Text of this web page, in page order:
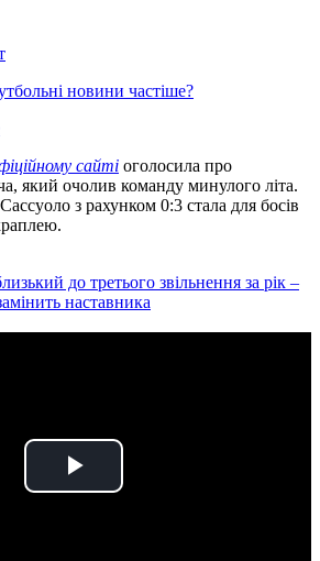
новини частіше?
сайті оголосила про
який очолив команду минулого літа.
з рахунком 0:3 стала для босів
до третього звільнення за рік –
наставника
Play